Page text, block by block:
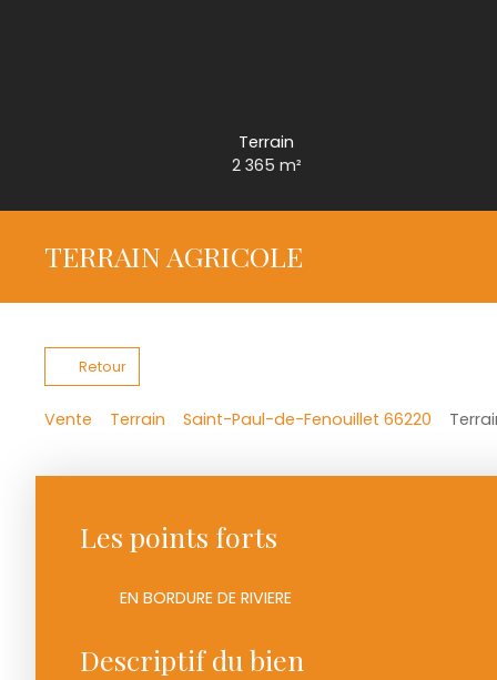
Terrain
2 365 m²
TERRAIN AGRICOLE
Retour
Vente Terrain Saint-Paul-de-Fenouillet 66220
Les points forts
EN BORDURE DE RIVIERE
Descriptif du bien